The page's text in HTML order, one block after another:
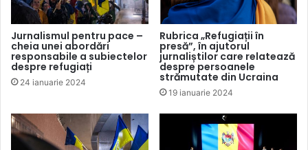
Jurnalismul pentru pace –
cheia unei abordări
responsabile a subiectelor
despre refugiați
24 ianuarie 2024
Rubrica „Refugiații în
presă”, în ajutorul
jurnaliștilor care relatează
despre persoanele
strămutate din Ucraina
19 ianuarie 2024